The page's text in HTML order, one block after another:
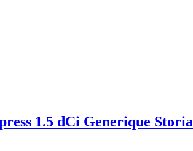
1.5 dCi Generique Storia